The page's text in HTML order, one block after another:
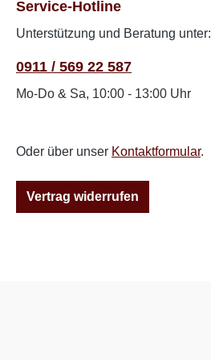
Service-Hotline
Unterstützung und Beratung unter:
0911 / 569 22 587
Mo-Do & Sa, 10:00 - 13:00 Uhr
Oder über unser Kontaktformular.
Vertrag widerrufen